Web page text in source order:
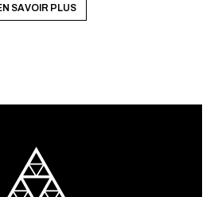
SAVOIR PLUS